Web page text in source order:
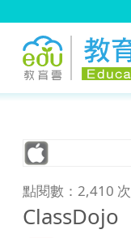
點閱數：2,410 次
ClassDojo